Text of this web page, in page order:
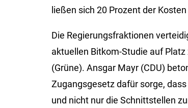
ließen sich 20 Prozent der
Die Regierungsfraktionen
aktuellen Bitkom-Studie auf
(Grüne). Ansgar Mayr (CDU)
Zugangsgesetz dafür sorge,
und nicht nur die Schnittstellen